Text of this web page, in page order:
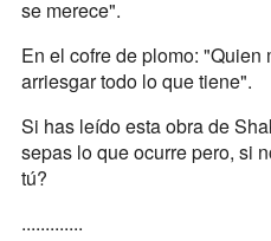
se merece".
En el cofre de plomo: "Quien
arriesgar todo lo que tiene".
Si has leído esta obra de
sepas lo que ocurre pero, si
tú?
.............